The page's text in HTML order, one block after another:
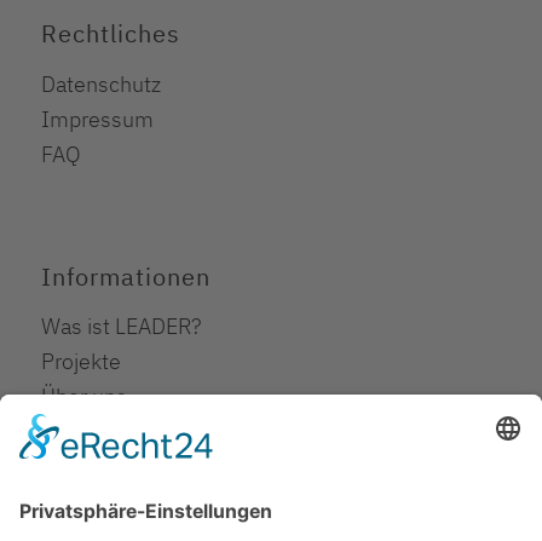
Rechtliches
Datenschutz
Impressum
FAQ
Informationen
Was ist LEADER?
Projekte
Über uns
Downloads
Erklärung zur Barrierefreiheit